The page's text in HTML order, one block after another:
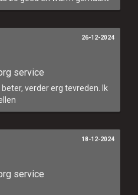
service
verder erg tevreden. Ik
26-12-2024
service
18-12-2024